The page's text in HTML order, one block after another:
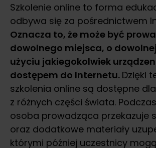
Szkolenie online to forma
odbywa się za pośrednictwem
Oznacza to, że może być
dowolnego miejsca, o
użyciu jakiegokolwiek
dostępem do Internetu. Dzięki
szkolenia online są dostępne
z różnych części świata.
osoba prowadząca przekazuje
oraz dodatkowe materiały
którymi później uczestnicy